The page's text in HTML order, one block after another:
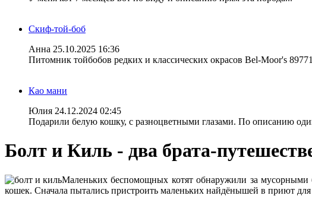
Скиф-той-боб
Анна 25.10.2025 16:36
Питомник тойбобов редких и классических окрасов Bel-Moor's
Као мани
Юлия 24.12.2024 02:45
Подарили белую кошку, с разноцветными глазами. По описанию
Болт и Киль - два брата-
Маленьких беспомощных котят обнаружили за мусорными
кошек. Сначала пытались пристроить маленьких найдёнышей в приют